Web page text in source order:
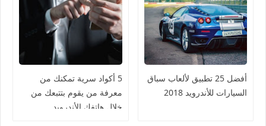
أفضل 25 تطبيق لألعاب سباق
السيارات للأندرويد 2018
5 أكواد سرية تمكنك من
معرفة من يقوم بتتبعك من
خلال هاتفك الأندرويد